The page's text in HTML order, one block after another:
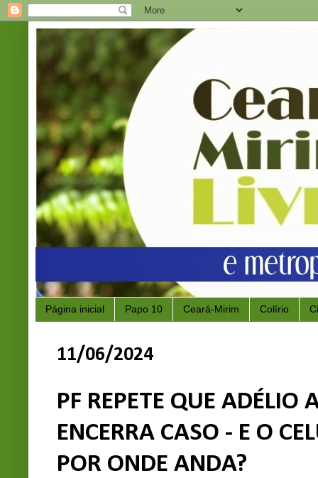
Página inicial Papo 10 Ceará-Mirim Colírio
11/06/2024
PF REPETE QUE ADÉLIO
ENCERRA CASO - E O
POR ONDE ANDA?